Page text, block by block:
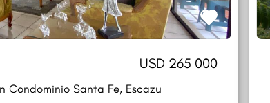
USD 265 000
Condominio Santa Fe, Escazu